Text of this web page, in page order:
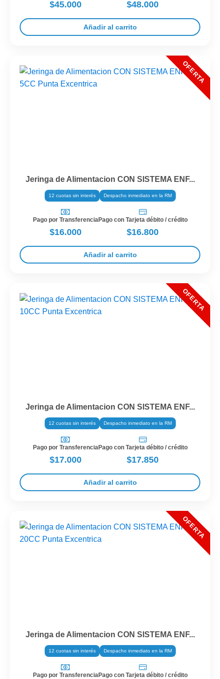
$45.000 $48.000
Añadir al carrito
Jeringa de Alimentacion CON SISTEMA ENF...
12 cuotas sin interés Despacho inmediato en la RM
Pago por Transferencia
$16.000
Pago con Tarjeta débito / crédito
$16.800
Añadir al carrito
Jeringa de Alimentacion CON SISTEMA ENF...
12 cuotas sin interés Despacho inmediato en la RM
Pago por Transferencia
$17.000
Pago con Tarjeta débito / crédito
$17.850
Añadir al carrito
Jeringa de Alimentacion CON SISTEMA ENF...
12 cuotas sin interés Despacho inmediato en la RM
Pago por TransferenciaPago con Tarjeta débito / crédito